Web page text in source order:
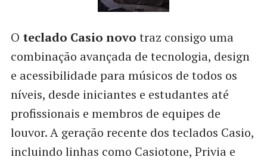
O teclado Casio novo traz consigo uma
combinação avançada de tecnologia, design
e acessibilidade para músicos de todos os
níveis, desde iniciantes e estudantes até
profissionais e membros de equipes de
louvor. A geração recente dos teclados Casio,
incluindo linhas como Casiotone, Privia e